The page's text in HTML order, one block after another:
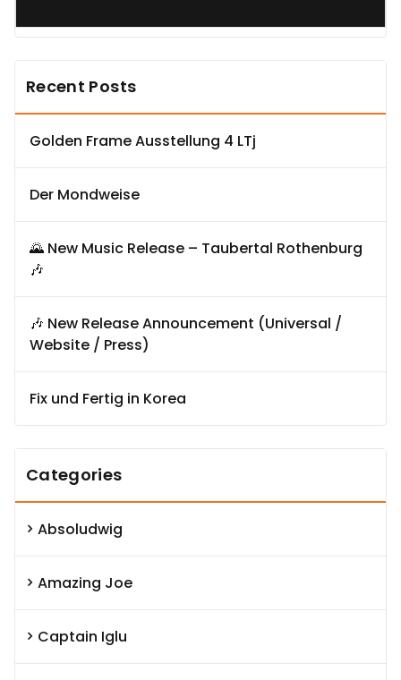
Recent Posts
Golden Frame Ausstellung 4 LTj
Der Mondweise
🌄 New Music Release – Taubertal Rothenburg
🎶
🎶 New Release Announcement (Universal /
Website / Press)
Fix und Fertig in Korea
Categories
Absoludwig
Amazing Joe
Captain Iglu